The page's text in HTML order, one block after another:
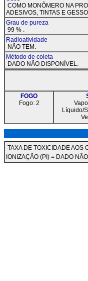
COMO MONÔMERO NA
ADESIVOS, TINTAS E
Grau de pureza
99 % .
Radioatividade
NÃO TEM.
Método de coleta
DADO NÃO DISPONÍVEL.
FOGO
Fogo: 2
Líquido/
TAXA DE TOXICIDADE AOS
IONIZAÇÃO (PI) = DADO